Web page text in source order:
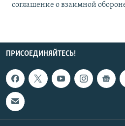
соглашение о взаимной
ПРИСОЕДИНЯЙТЕСЬ!